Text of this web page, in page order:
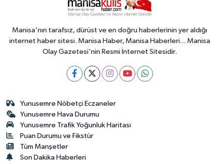
Manisa'nın tarafsız, dürüst ve en doğru haberlerinin yer aldığı
internet haber sitesi. Manisa Haber, Manisa Haberleri... Manisa
Olay Gazetesi'nin Resmi İnternet Sitesidir.
Yunusemre Nöbetçi Eczaneler
Yunusemre Hava Durumu
Yunusemre Trafik Yoğunluk Haritası
Puan Durumu ve Fikstür
Tüm Manşetler
Son Dakika Haberleri